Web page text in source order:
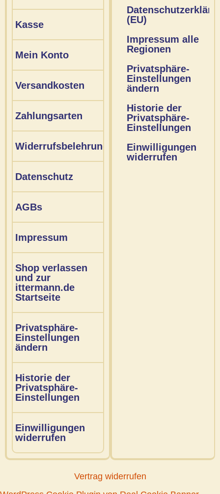
Kasse
Mein Konto
Versandkosten
Zahlungsarten
Widerrufsbelehrung
Datenschutz
AGBs
Impressum
Shop verlassen
und zur
ittermann.de
Startseite
Privatsphäre-
Einstellungen
ändern
Historie der
Privatsphäre-
Einstellungen
Einwilligungen
widerrufen
(EU)
Impressum alle
Regionen
Privatsphäre-
Einstellungen
ändern
Historie der
Privatsphäre-
Einstellungen
Einwilligungen
widerrufen
Vertrag widerrufen